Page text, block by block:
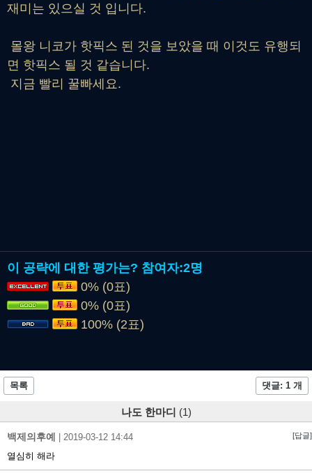
재미는 있으실 것 입니다.
몰왕 니코가 핫픽스 된 것을 보았을 때 이것도 유행되
면 핫픽스 될 것 같습니다.
지금 빨리 꿀빠세요.
이 공략에 대한 평가는? 참여자:2명
0% (0표)
0% (0표)
100% (2표)
목록 댓글: 1 개
나도 한마디 (1)
백제의후예 | 2019-03-12 14:44 [답글]
열심히 해라